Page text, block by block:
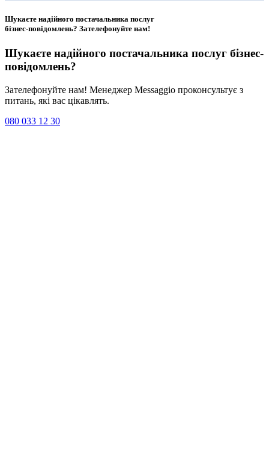
Шукаєте надійного постачальника послуг
бізнес-повідомлень? Зателефонуйте нам!
Шукаєте надійного постачальника послуг бізнес-
повідомлень?
Зателефонуйте нам! Менеджер Messaggio проконсультує з
питань, які вас цікавлять.
080 033 12 30